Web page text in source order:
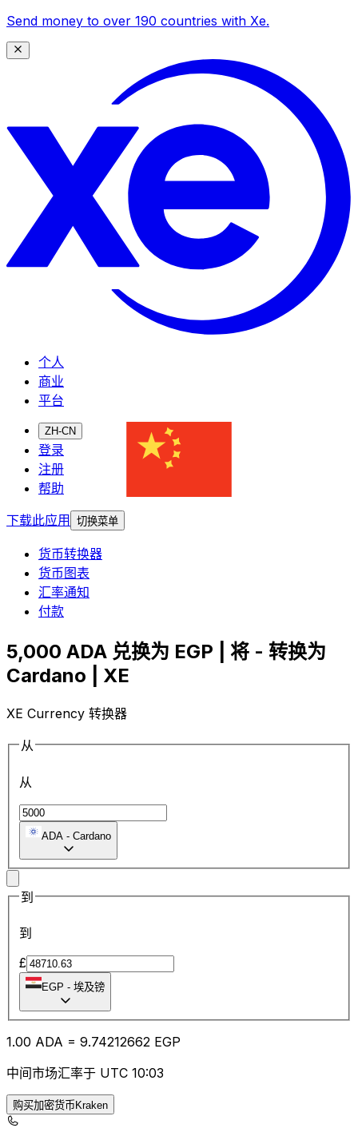
Send money to over 190 countries with Xe.
个人
商业
平台
ZH-CN
登录
注册
帮助
下载此应用
切换菜单
货币转换器
货币图表
汇率通知
付款
5,000 ADA 兑换为 EGP | 将 - 转换为
Cardano | XE
XE Currency 转换器
从
从
ADA - Cardano
到
到
£
EGP - 埃及镑
1.00 ADA = 9.74212662 EGP
中间市场汇率于 UTC 10:03
购买加密货币Kraken